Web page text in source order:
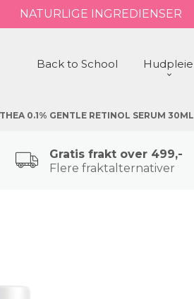
NATURLIGE INGREDIENSER
Back to School Hudpleie
0.1% GENTLE RETINOL SERUM 30ML
Gratis frakt over 499,-
Flere fraktalternativer